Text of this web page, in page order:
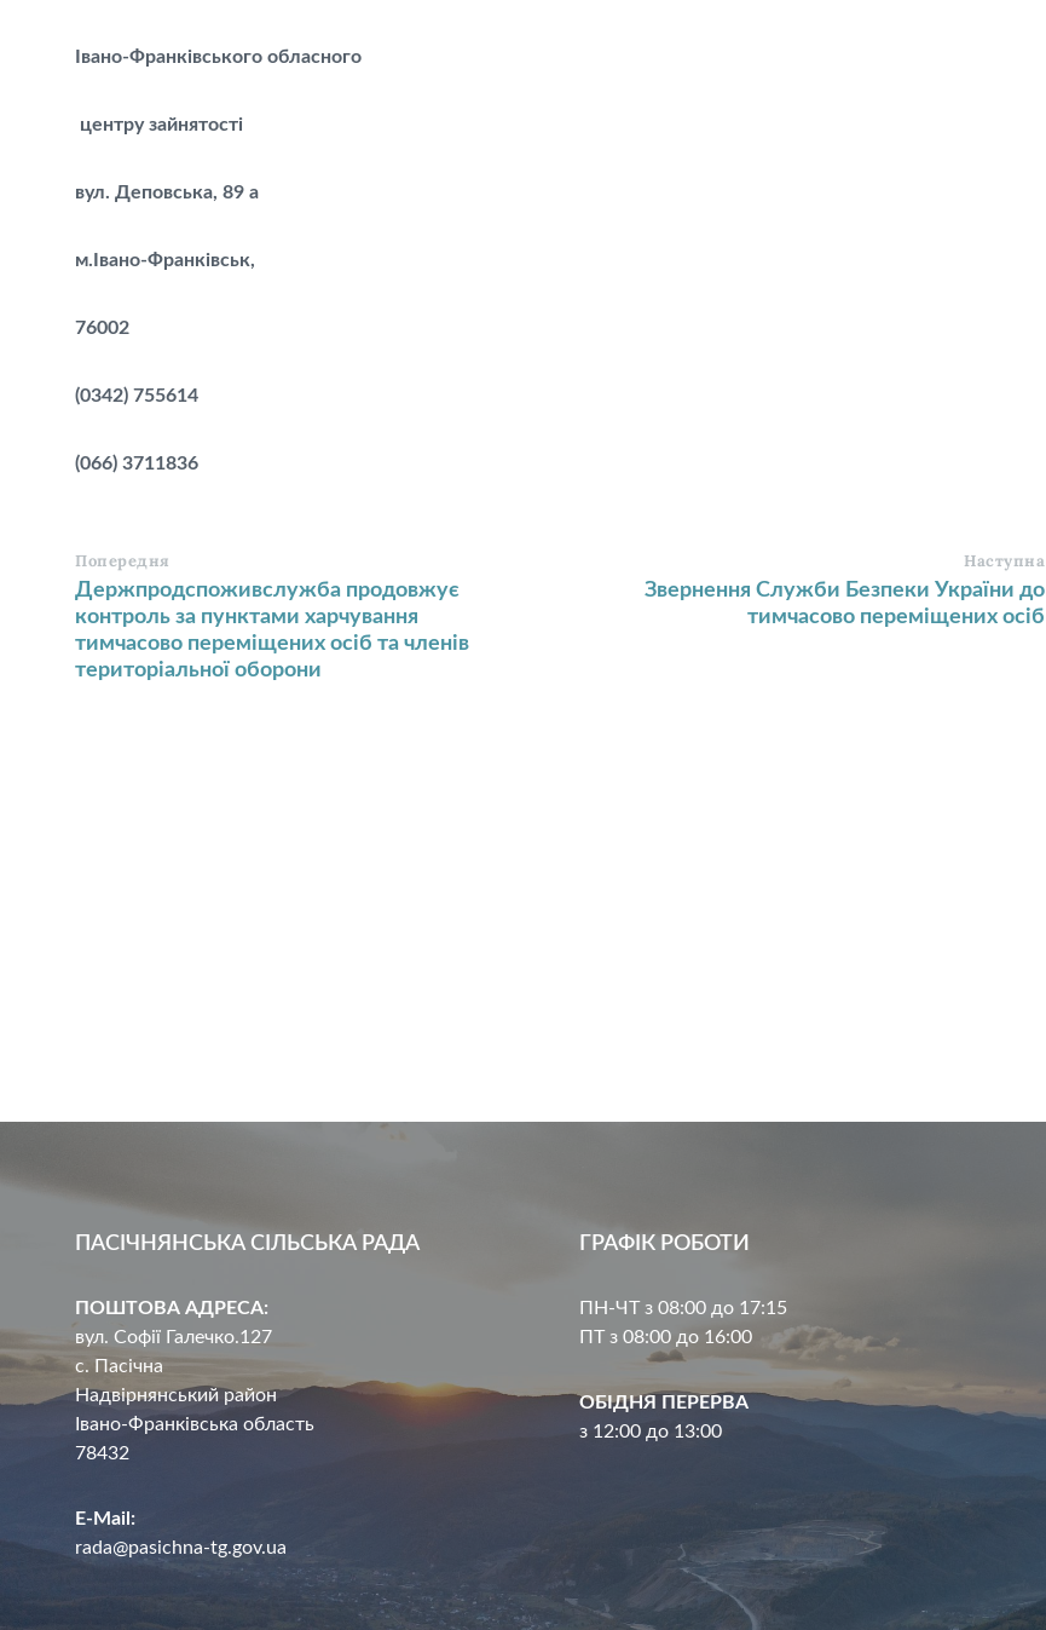
Івано-Франківського обласного
центру зайнятості
вул. Деповська, 89 а
м.Івано-Франківськ,
76002
(0342) 755614
(066) 3711836
Попередня
Держпродспоживслужба продовжує
контроль за пунктами харчування
тимчасово переміщених осіб та членів
територіальної оборони
Наступна
Звернення Служби Безпеки України до
тимчасово переміщених осіб
ПАСІЧНЯНСЬКА СІЛЬСЬКА РАДА
ПОШТОВА АДРЕСА:
вул. Софії Галечко.127
с. Пасічна
Надвірнянський район
Івано-Франківська область
78432
E-Mail:
rada@pasichna-tg.gov.ua
ГРАФІК РОБОТИ
ПН-ЧТ з 08:00 до 17:15
ПТ з 08:00 до 16:00
ОБІДНЯ ПЕРЕРВА
з 12:00 до 13:00